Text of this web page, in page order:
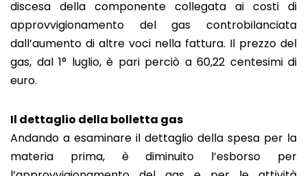
discesa della componente collegata ai costi di
approvvigionamento del gas controbilanciata
dall’aumento di altre voci nella fattura. Il prezzo del
gas, dal 1° luglio, è pari perciò a 60,22 centesimi di
euro.
Il dettaglio della bolletta gas
Andando a esaminare il dettaglio della spesa per la
materia prima, è diminuito l’esborso per